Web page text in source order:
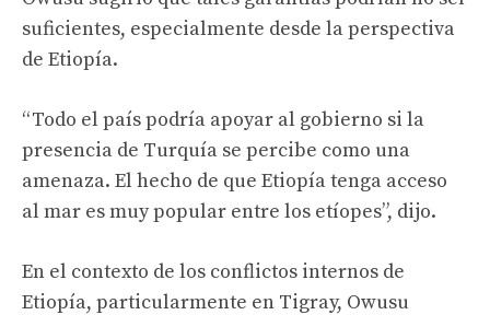
suficientes, especialmente desde la perspectiva
de Etiopía.
“Todo el país podría apoyar al gobierno si la
presencia de Turquía se percibe como una
amenaza. El hecho de que Etiopía tenga acceso
al mar es muy popular entre los etíopes”, dijo.
En el contexto de los conflictos internos de
Etiopía, particularmente en Tigray, Owusu